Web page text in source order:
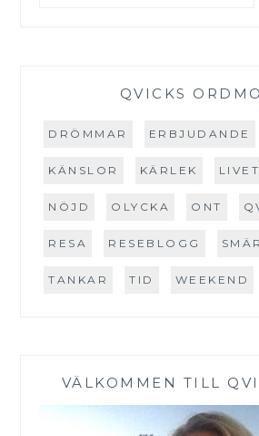
QVICKS
DRÖMMAR ERBJUDANDE
KÄNSLOR KÄRLEK LIVET
NÖJD OLYCKA ONT
RESA RESEBLOGG
TANKAR TID WEEKEND
VÄLKOMMEN TILL